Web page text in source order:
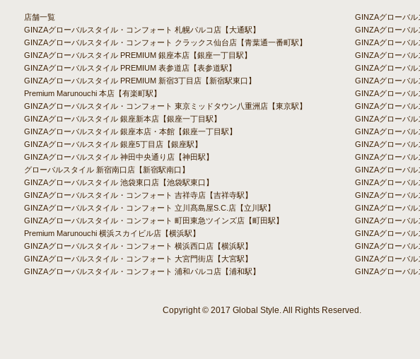
店舗一覧
GINZAグローバルスタイル・コンフォート 札幌パルコ店【大通駅】
GINZAグローバルスタイル・コンフォート クラックス仙台店【青葉通一番町駅】
GINZAグローバルスタイル PREMIUM 銀座本店【銀座一丁目駅】
GINZAグローバルスタイル PREMIUM 表参道店【表参道駅】
GINZAグローバルスタイル PREMIUM 新宿3丁目店【新宿駅東口】
Premium Marunouchi 本店【有楽町駅】
GINZAグローバルスタイル・コンフォート 東京ミッドタウン八重洲店【東京駅】
GINZAグローバルスタイル 銀座新本店【銀座一丁目駅】
GINZAグローバルスタイル 銀座本店・本館【銀座一丁目駅】
GINZAグローバルスタイル 銀座5丁目店【銀座駅】
GINZAグローバルスタイル 神田中央通り店【神田駅】
グローバルスタイル 新宿南口店【新宿駅南口】
GINZAグローバルスタイル 池袋東口店【池袋駅東口】
GINZAグローバルスタイル・コンフォート 吉祥寺店【吉祥寺駅】
GINZAグローバルスタイル・コンフォート 立川髙島屋S.C.店【立川駅】
GINZAグローバルスタイル・コンフォート 町田東急ツインズ店【町田駅】
Premium Marunouchi 横浜スカイビル店【横浜駅】
GINZAグローバルスタイル・コンフォート 横浜西口店【横浜駅】
GINZAグローバルスタイル・コンフォート 大宮門街店【大宮駅】
GINZAグローバルスタイル・コンフォート 浦和パルコ店【浦和駅】
GINZAグローバ
GINZAグローバ
GINZAグローバ
GINZAグローバ
GINZAグローバ
GINZAグローバル
GINZAグローバ
GINZAグローバ
GINZAグローバ
GINZAグローバ
GINZAグローバ
GINZAグローバ
GINZAグローバ
GINZAグローバ
GINZAグローバ
GINZAグローバ
GINZAグローバ
GINZAグローバ
GINZAグローバ
GINZAグローバ
GINZAグローバ
Copyright © 2017 Global Style. All Rights Reserved.